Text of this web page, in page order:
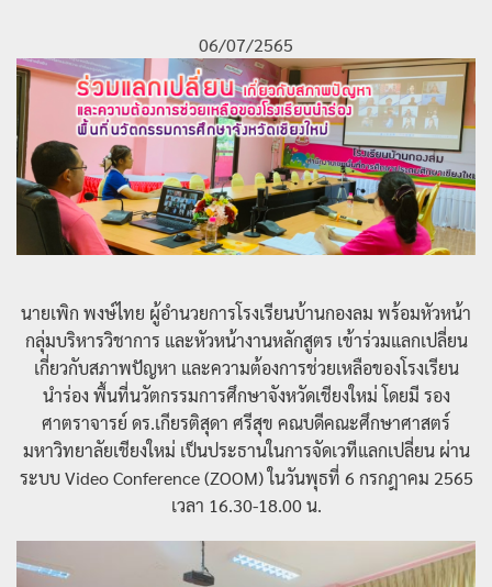
06/07/2565
นายเพิก พงษ์ไทย ผู้อำนวยการโรงเรียนบ้านกองลม พร้อมหัวหน้า
กลุ่มบริหารวิชาการ และหัวหน้างานหลักสูตร เข้าร่วมแลกเปลี่ยน
เกี่ยวกับสภาพปัญหา และความต้องการช่วยเหลือของโรงเรียน
นำร่อง พื้นที่นวัตกรรมการศึกษาจังหวัดเชียงใหม่ โดยมี รอง
ศาตราจารย์ ดร.เกียรติสุดา ศรีสุข คณบดีคณะศึกษาศาสตร์
มหาวิทยาลัยเชียงใหม่ เป็นประธานในการจัดเวทีแลกเปลี่ยน ผ่าน
ระบบ Video Conference (ZOOM) ในวันพุธที่ 6 กรกฎาคม 2565
เวลา 16.30-18.00 น.